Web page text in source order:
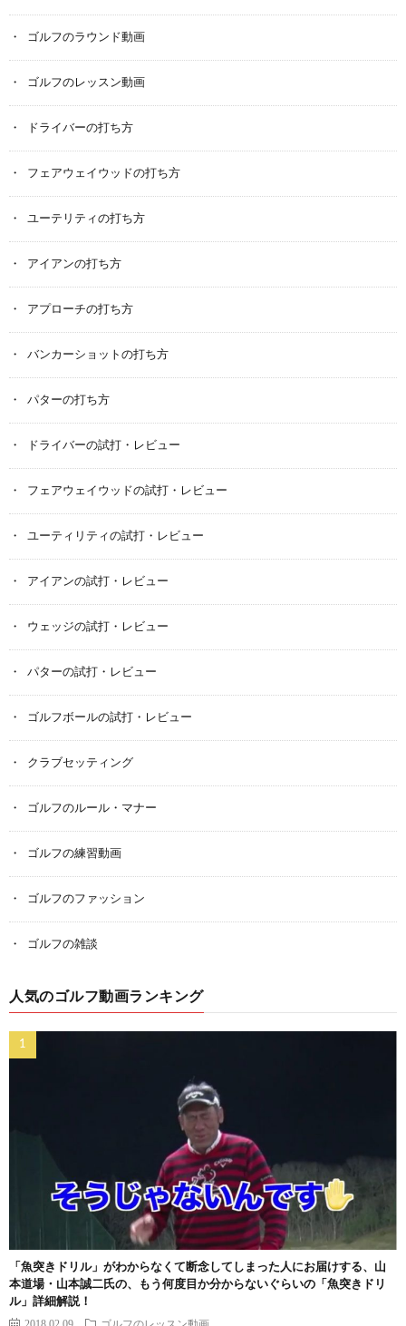
ゴルフのラウンド動画
ゴルフのレッスン動画
ドライバーの打ち方
フェアウェイウッドの打ち方
ユーテリティの打ち方
アイアンの打ち方
アプローチの打ち方
バンカーショットの打ち方
パターの打ち方
ドライバーの試打・レビュー
フェアウェイウッドの試打・レビュー
ユーティリティの試打・レビュー
アイアンの試打・レビュー
ウェッジの試打・レビュー
パターの試打・レビュー
ゴルフボールの試打・レビュー
クラブセッティング
ゴルフのルール・マナー
ゴルフの練習動画
ゴルフのファッション
ゴルフの雑談
人気のゴルフ動画ランキング
「魚突きドリル」がわからなくて断念してしまった人にお届けする、山
本道場・山本誠二氏の、もう何度目か分からないぐらいの「魚突きドリ
ル」詳細解説！
2018.02.09 ゴルフのレッスン動画